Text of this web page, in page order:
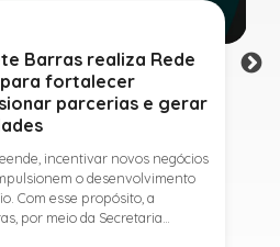
Barras realiza Rede
para fortalecer
parcerias e gerar
incentivar novos negócios
o desenvolvimento
Com esse propósito, a
por meio da Secretaria
Econômico,